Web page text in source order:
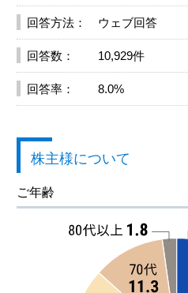
回答方法： ウェブ回答
回答数： 10,929件
回答率： 8.0%
株主様について
ご年齢